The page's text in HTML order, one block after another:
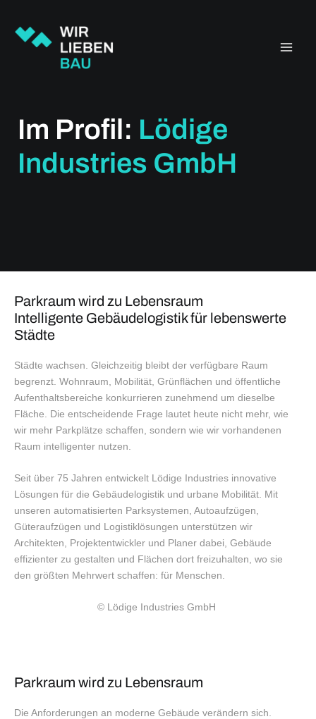
springen
Im Profil: Lödige
Industries GmbH
Parkraum wird zu Lebensraum
Intelligente Gebäudelogistik für lebenswerte
Städte
Städte wachsen. Gleichzeitig bleibt der verfügbare Raum
begrenzt. Wohnraum, Mobilität, Grünflächen und öffentliche
Aufenthaltsbereiche konkurrieren zunehmend um dieselbe
Fläche. Die entscheidende Frage lautet heute nicht mehr, wie
wir mehr Parkplätze schaffen, sondern wie wir vorhandenen
Raum intelligenter nutzen.
Seit über 75 Jahren entwickelt Lödige Industries innovative
Lösungen für die Gebäudelogistik und urbane Mobilität. Mit
unseren automatisierten Parksystemen, Autoaufzügen,
Güteraufzügen und Logistiklösungen unterstützen wir
Architekten, Projektentwickler und Planer dabei, Gebäude
effizienter zu gestalten und Flächen dort freizuhalten, wo sie
den größten Mehrwert schaffen: für Menschen.
© Lödige Industries GmbH
Parkraum wird zu Lebensraum
Die Anforderungen an moderne Gebäude verändern sich.